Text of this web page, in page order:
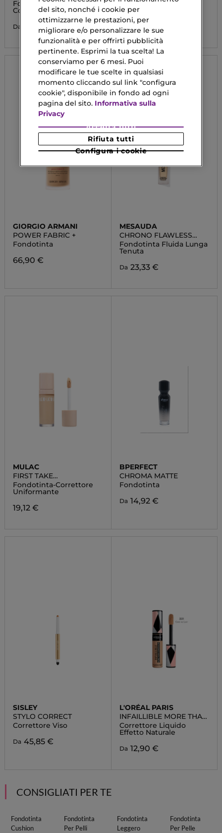
Fondotinta 32H Matte
Cover
Da 16,25 €
Concealer Foundation
SPF 15
282,90 €
GIORGIO ARMANI
POWER FABRIC +
Fondotinta
66,90 €
MESAUDA
CHRONO FLAWLESS
FOUNDATION
Fondotinta Fluida Lunga
Tenuta
Da 23,33 €
MULAC
FIRST TAKE
FOUNDCEALER
Fondotinta-Correttore
Uniformante
19,12 €
BPERFECT
CHROMA MATTE
Fondotinta
Da 14,92 €
SISLEY
STYLO CORRECT
Correttore Viso
Da 45,85 €
L'ORÉAL PARIS
INFAILLIBLE MORE THAN
CONCEALER
Correttore Liquido
Effetto Naturale
Da 12,90 €
CONSIGLIATI PER TE
Fondotinta
Cushion
Fondotinta
Per Pelli
Fondotinta
Leggero
Fondotinta
Per Pelle
del sito, nonché i cookie per
ottimizzarne le prestazioni, per
migliorare e/o personalizzare le sue
funzionalità e per offrirti pubblicità
pertinente. Esprimi la tua scelta! La
conserviamo per 6 mesi. Puoi
modificare le tue scelte in qualsiasi
momento cliccando sul link "configura
cookie", disponibile in fondo ad ogni
pagina del sito. Informativa sulla
Privacy
Configura i cookie
Rifiuta tutti
Accetta tutti